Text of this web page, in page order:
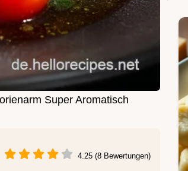
Super Aromatisch
4.25 (8 Bewertungen)